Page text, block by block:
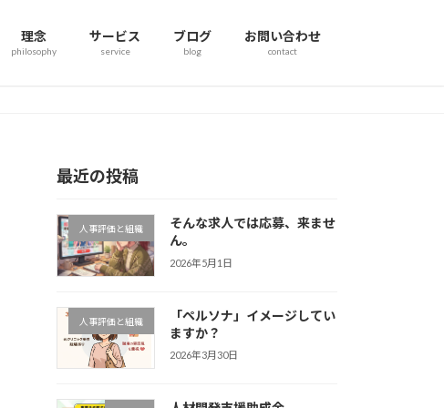
理念
philosophy
サービス
service
ブログ
blog
お問い合わせ
contact
最近の投稿
人事評価と組織
そんな求人では応募、来ませ
ん。
2026年5月1日
人事評価と組織
「ペルソナ」イメージしてい
ますか？
2026年3月30日